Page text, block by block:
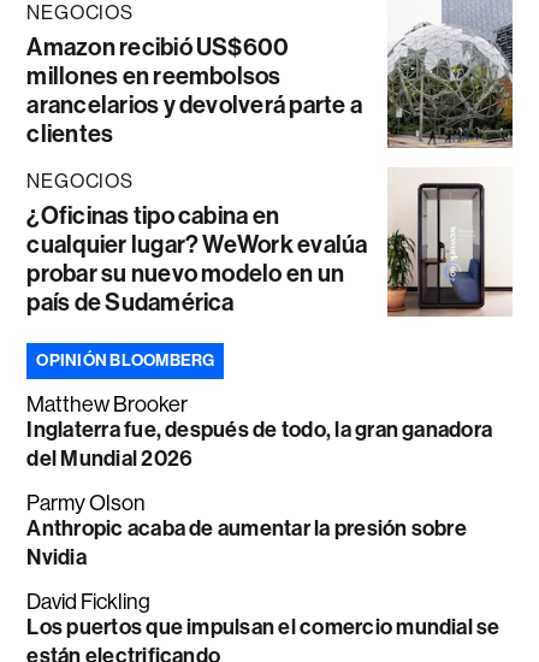
NEGOCIOS
Amazon recibió US$600
millones en reembolsos
arancelarios y devolverá parte a
clientes
NEGOCIOS
¿Oficinas tipo cabina en
cualquier lugar? WeWork evalúa
probar su nuevo modelo en un
país de Sudamérica
OPINIÓN BLOOMBERG
Matthew Brooker
Inglaterra fue, después de todo, la gran ganadora
del Mundial 2026
Parmy Olson
Anthropic acaba de aumentar la presión sobre
Nvidia
David Fickling
Los puertos que impulsan el comercio mundial se
están electrificando